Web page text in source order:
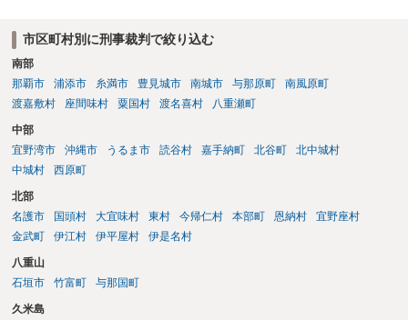
のは致し方ありません。真摯に分割して支払うことを相手に告げてい
くのみでしょう。 以上、ご参考まで。
市区町村別に刑事裁判で絞り込む
南部
那覇市
浦添市 糸満市 豊見城市 南城市 与那原町
南風原町
渡嘉敷村
座間味村 粟国村 渡名喜村 八重瀬町
中部
宜野湾市
沖縄市 うるま市 読谷村 嘉手納町 北谷町
北中城村
中城村
西原町
北部
名護市
国頭村 大宜味村 東村 今帰仁村 本部町 恩納村
宜野座村
金武町
伊江村 伊平屋村 伊是名村
八重山
石垣市
竹富町 与那国町
久米島